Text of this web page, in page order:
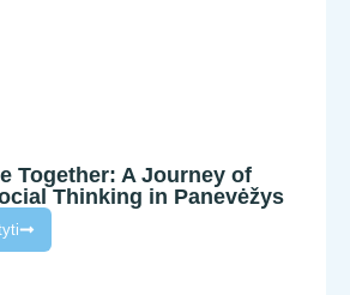
Together: A Journey of
Thinking in Panevėžys